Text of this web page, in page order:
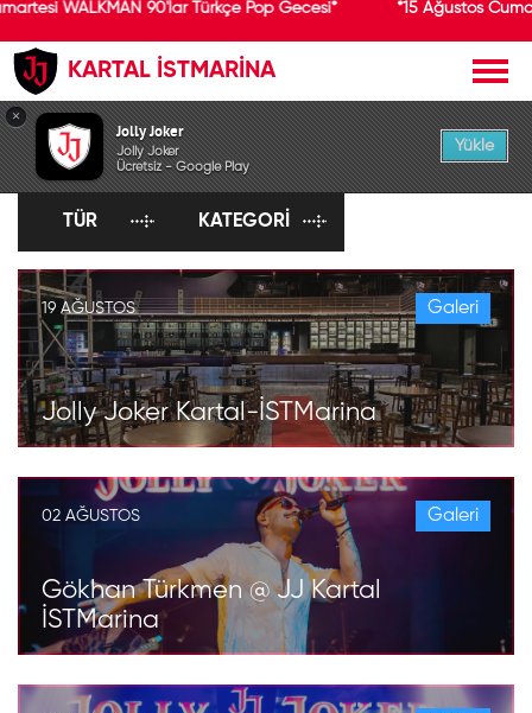
WALKMAN 90'lar Türkçe Pop Gecesi* *15 Ağustos
KARTAL İSTMARİNA
KEŞFET
TÜR KATEGORI
19 AĞUSTOS Galeri
Jolly Joker Kartal-İSTMarina
02 AĞUSTOS Galeri
Gökhan Türkmen @ JJ Kartal
İSTMarina
×
Jolly Joker
Jolly Joker
Ücretsiz - Google Play
Yükle